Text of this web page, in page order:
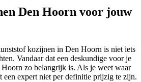
Den Hoorn voor jouw
kozijnen in Den Hoorn is niet iets
Vandaar dat een deskundige voor je
zo belangrijk is. Als je weet waar
een expert niet per definitie prijzig te zijn.